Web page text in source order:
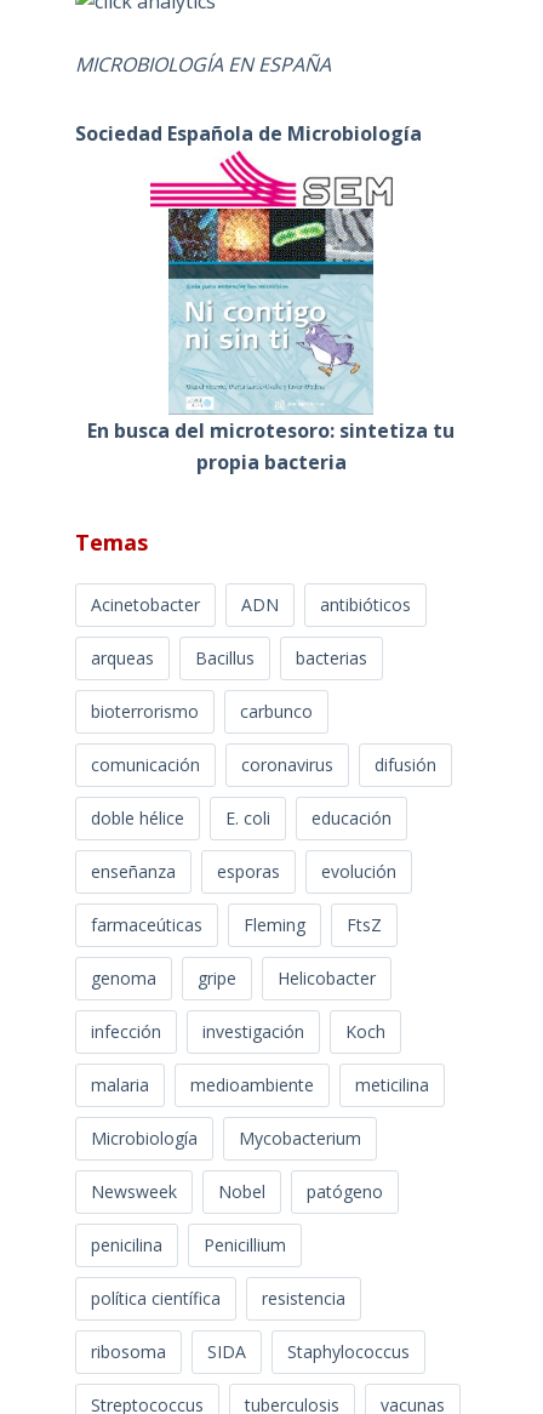
MICROBIOLOGÍA EN ESPAÑA
Sociedad Española de Microbiología
En busca del microtesoro: sintetiza tu
propia bacteria
Temas
Acinetobacter ADN antibióticos
arqueas Bacillus bacterias
bioterrorismo carbunco
comunicación coronavirus difusión
doble hélice E. coli educación
enseñanza esporas evolución
farmaceúticas Fleming FtsZ
genoma gripe Helicobacter
infección investigación Koch
malaria medioambiente meticilina
Microbiología Mycobacterium
Newsweek Nobel patógeno
penicilina Penicillium
política científica resistencia
ribosoma SIDA Staphylococcus
Streptococcus tuberculosis vacunas